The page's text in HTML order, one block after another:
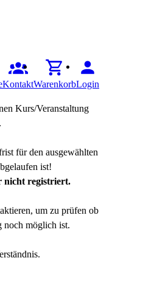
KontaktWarenkorbLogin
Kurs/Veranstaltung
für den ausgewählten
ist!
nicht registriert.
um zu prüfen ob
noch möglich ist.